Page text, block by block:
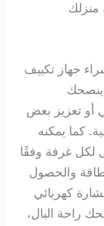
منزلك
جهاز تكييف
ينصحك
أو تعزيز بعض
كما يمكنه
لكل غرفة وفقًا
والحصول
كهربائي
راحة البال،